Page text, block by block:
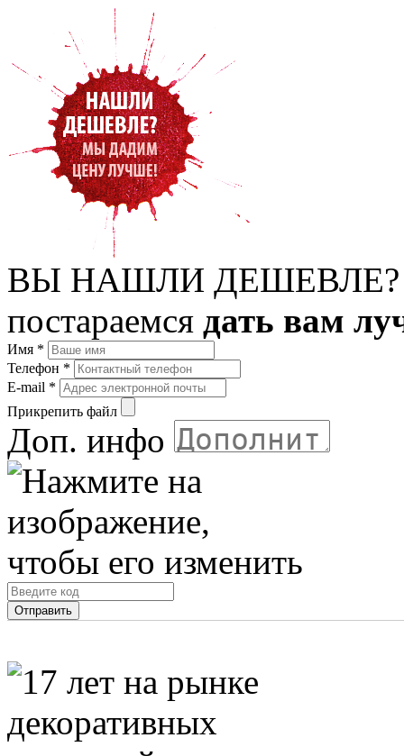
ВЫ НАШЛИ ДЕШЕВЛЕ?
постараемся дать вам
Имя *
Телефон *
E-mail *
Прикрепить файл
Доп. инфо